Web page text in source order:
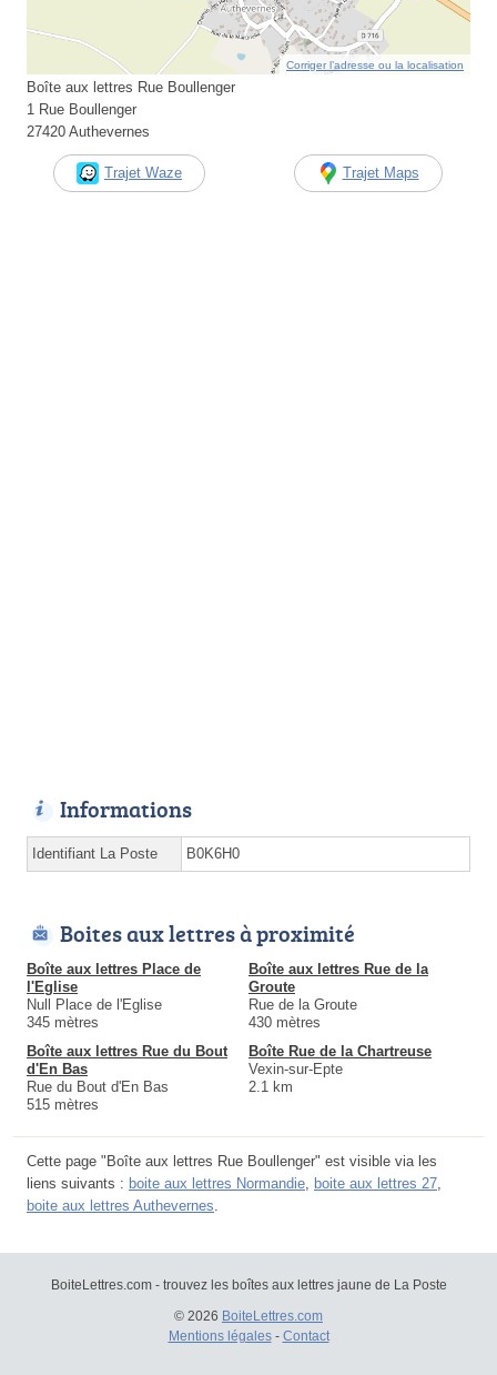
Corriger l’adresse ou la localisation
Boîte aux lettres Rue Boullenger
1 Rue Boullenger
27420 Authevernes
Trajet Waze Trajet Maps
Informations
Identifiant La Poste B0K6H0
Boites aux lettres à proximité
Boîte aux lettres Place de
l'Eglise
Null Place de l'Eglise
345 mètres
Boîte aux lettres Rue de la
Groute
Rue de la Groute
430 mètres
Boîte aux lettres Rue du Bout
d'En Bas
Rue du Bout d'En Bas
515 mètres
Boîte Rue de la Chartreuse
Vexin-sur-Epte
2.1 km
Cette page "Boîte aux lettres Rue Boullenger" est visible via les
liens suivants : boite aux lettres Normandie boite aux lettres 27
boite aux lettres Authevernes
BoiteLettres.com - trouvez les boîtes aux lettres jaune de La Poste
© 2026 BoiteLettres.com
Mentions légales- Contact